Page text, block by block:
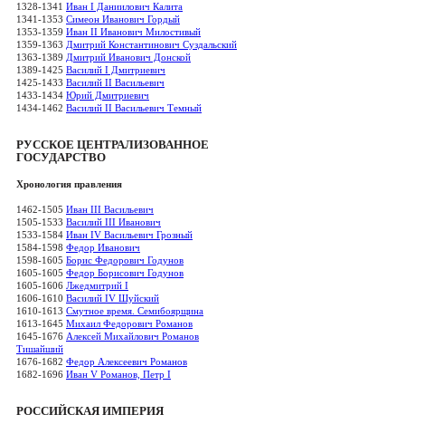
1328-1341 Иван I Даниилович Калита
1341-1353 Симеон Иванович Гордый
1353-1359 Иван II Иванович Милостивый
1359-1363 Дмитрий Константинович Суздальский
1363-1389 Дмитрий Иванович Донской
1389-1425 Василий I Дмитриевич
1425-1433 Василий II Васильевич
1433-1434 Юрий Дмитриевич
1434-1462 Василий II Васильевич Темный
РУССКОЕ ЦЕНТРАЛИЗОВАННОЕ
ГОСУДАРСТВО
Хронология правления
1462-1505 Иван III Васильевич
1505-1533 Василий III Иванович
1533-1584 Иван IV Васильевич Грозный
1584-1598 Федор Иванович
1598-1605 Борис Федорович Годунов
1605-1605 Федор Борисович Годунов
1605-1606 Лжедмитрий I
1606-1610 Василий IV Шуйский
1610-1613 Смутное время. Семибоярщина
1613-1645 Михаил Федорович Романов
1645-1676 Алексей Михайлович Романов
Тишайший
1676-1682 Федор Алексеевич Романов
1682-1696 Иван V Романов, Петр I
РОССИЙСКАЯ ИМПЕРИЯ